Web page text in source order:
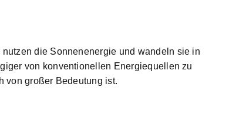
nutzen die Sonnenenergie und wandeln sie in
von konventionellen Energiequellen zu
von großer Bedeutung ist.